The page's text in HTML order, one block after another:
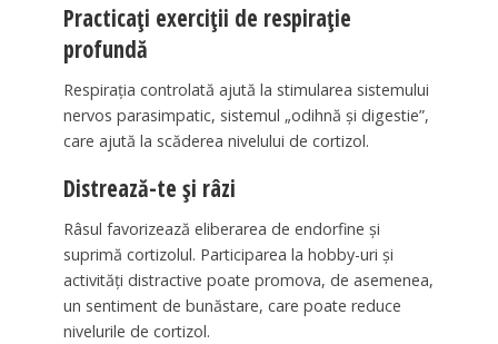
Practicați exerciții de respirație
profundă
Respirația controlată ajută la stimularea sistemului
nervos parasimpatic, sistemul „odihnă și digestie”,
care ajută la scăderea nivelului de cortizol.
Distrează-te și râzi
Râsul favorizează eliberarea de endorfine și
suprimă cortizolul. Participarea la hobby-uri și
activități distractive poate promova, de asemenea,
un sentiment de bunăstare, care poate reduce
nivelurile de cortizol.